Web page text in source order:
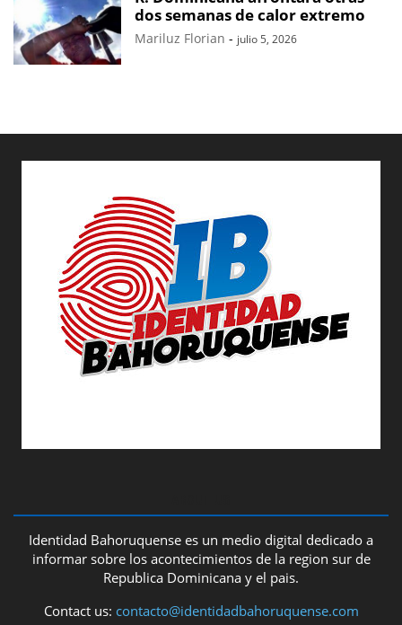
dos semanas de calor extremo
Mariluz Florian - julio 5, 2026
Identidad Bahoruquense es un medio digital dedicado a
informar sobre los acontecimientos de la region sur de
Republica Dominicana y el pais.
Contact us: contacto@identidadbahoruquense.com